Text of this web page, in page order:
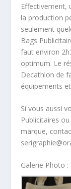
Effectivement,
la production
seulement
Bags
faut environ
optimum. Le
Decathlon de
équipements
Si vous aussi
Publicitaires
marque,
Galerie Photo :